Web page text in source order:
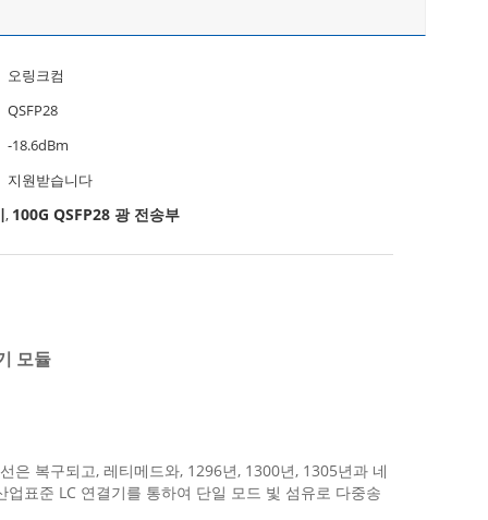
오링크컴
QSFP28
-18.6dBm
지원받습니다
, 100G QSFP28 광 전송부
모듈
은 복구되고, 레티메드와, 1296년, 1300년, 1305년과 네
표준 LC 연결기를 통하여 단일 모드 빛 섬유로 다중송